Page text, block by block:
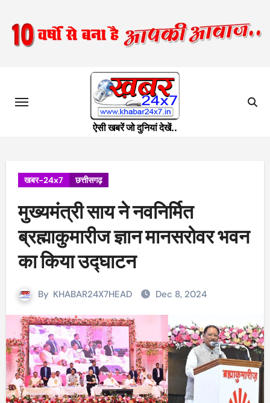
content
ऐसी खबरें जो दुनियां देखें..
खबर-24x7 छत्तीसगढ़
मुख्यमंत्री साय ने नवनिर्मित
ब्रह्माकुमारीज ज्ञान मानसरोवर भवन
का किया उद्घाटन
By KHABAR24X7HEAD Dec 8, 2024